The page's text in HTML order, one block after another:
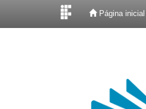
Página inicial